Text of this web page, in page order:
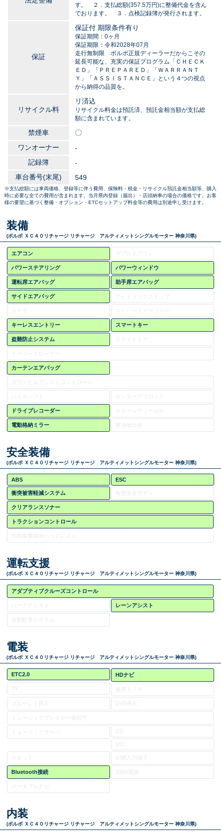
す。 ２．支払総額(357.5万円)に整備代金を含ん
でおります。 ３．点検記録簿が発行されます。
保証
保証付 期限条件有り
保証期間：0ヶ月
保証期限：令和2028年07月
走行無制限 ボルボ正規ディーラーだからこその
延長可能な、充実の保証プログラム「ＣＨＥＣＫ
ＥＤ」「ＰＲＥＰＡＲＥＤ」「ＷＡＲＲＡＮＴ
Ｙ」「ＡＳＳＩＳＴＡＮＣＥ」という４つの視点
から納得の品質を。
リサイクル料
リ済込
リサイクル料金は預託済、預託金相当額が支払総
額に含まれています。
禁煙車
〇
ワンオーナー
-
記録簿
-
車台番号(末尾)
549
※支払総額には車両価格、登録等に伴う費用、保険料・税金・リサイクル預託金相当額等、購入
時に必要な全ての費用が含まれます。当月県内登録（届出）・店頭納車の場合の価格です。お客
様の要望に基づく整備・オプション・ETCセットアップ料金等の費用は別途申し受けます。
装備
(ボルボ ＸＣ４０リチャージ リチャージ アルティメットシングルモーター 神奈川県)
エアコン ダブルエアコン
パワーステアリング パワーウィンドウ
運転席エアバッグ 助手席エアバッグ
サイドエアバッグ
ターボ
キーレスエントリー スマートキー
盗難防止システム スライドドア
カーテンエアバッグ
ダウンヒルアシストコントロール
センターデフロック
ドライブレコーダー
電動格納ミラー 寒冷地仕様
安全装備
(ボルボ ＸＣ４０リチャージ リチャージ アルティメットシングルモーター 神奈川県)
ABS ESC
衝突被害軽減システム 衝突安全ボディ
クリアランスソナー
トラクションコントロール
頸部衝撃緩和ヘッドレスト
運転支援
(ボルボ ＸＣ４０リチャージ リチャージ アルティメットシングルモーター 神奈川県)
アダプティブクルーズコントロール
レーンアシスト
電装
(ボルボ ＸＣ４０リチャージ リチャージ アルティメットシングルモーター 神奈川県)
ETC2.0 HDナビ
TV 後席モニタ
DVD再生
ミュージックプレイヤー接続可
CD
MD
USB入力端子
Bluetooth接続 100V電源
ポータブルナビ
内装
(ボルボ ＸＣ４０リチャージ リチャージ アルティメットシングルモーター 神奈川県)